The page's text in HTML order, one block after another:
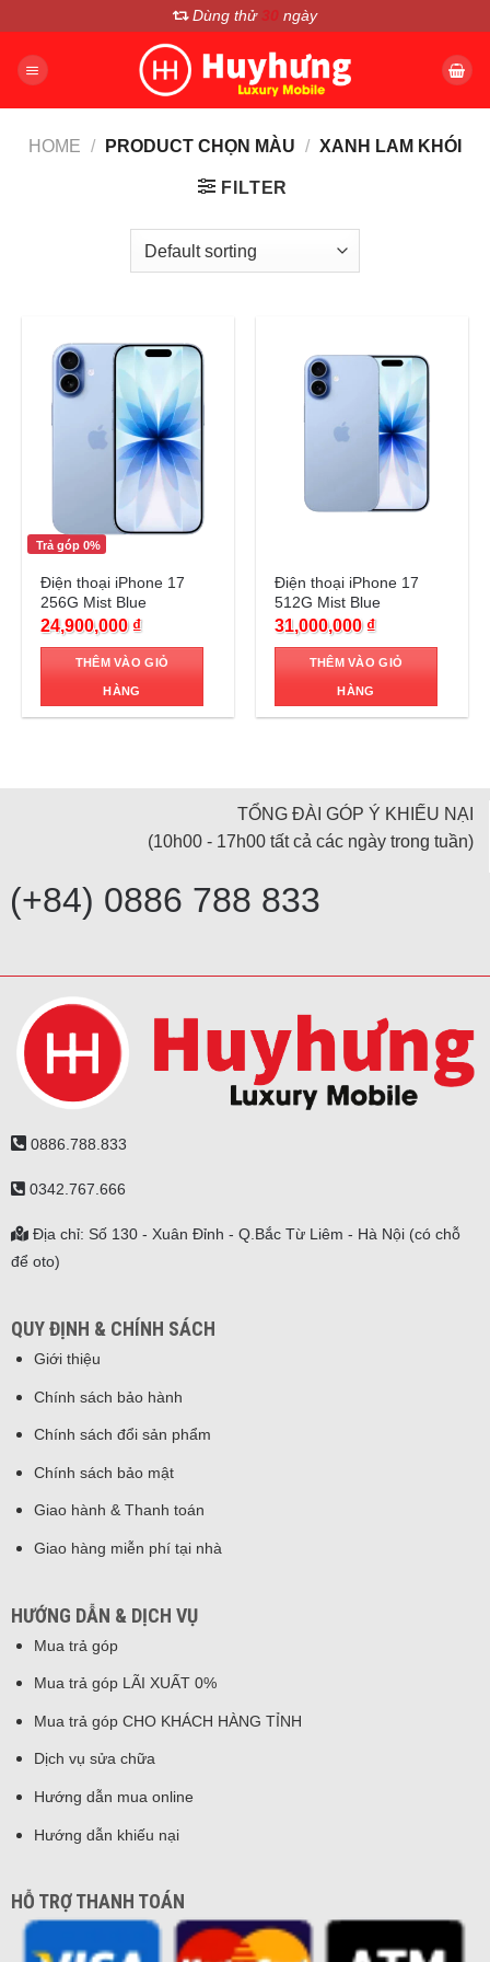
nội
Dùng thử 30 ngày
HOME / PRODUCT CHỌN MÀU / XANH LAM KHÓI
FILTER
Trả góp 0%
Điện thoại iPhone 17
256G Mist Blue
24,900,000 ₫
THÊM VÀO GIỎ
HÀNG
Điện thoại iPhone 17
512G Mist Blue
31,000,000 ₫
THÊM VÀO GIỎ
HÀNG
TỔNG ĐÀI GÓP Ý KHIẾU NẠI
(10h00 - 17h00 tất cả các ngày trong tuần)
(+84) 0886 788 833
0886.788.833
0342.767.666
Địa chỉ: Số 130 - Xuân Đỉnh - Q.Bắc Từ Liêm - Hà Nội (có chỗ
để oto)
QUY ĐỊNH & CHÍNH SÁCH
Giới thiệu
Chính sách bảo hành
Chính sách đổi sản phẩm
Chính sách bảo mật
Giao hành & Thanh toán
Giao hàng miễn phí tại nhà
HƯỚNG DẪN & DỊCH VỤ
Mua trả góp
Mua trả góp LÃI XUẤT 0%
Mua trả góp CHO KHÁCH HÀNG TỈNH
Dịch vụ sửa chữa
Hướng dẫn mua online
Hướng dẫn khiếu nại
HỖ TRỢ THANH TOÁN